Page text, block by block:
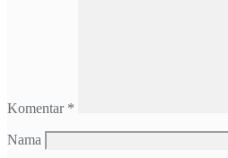
Komentar *
Nama